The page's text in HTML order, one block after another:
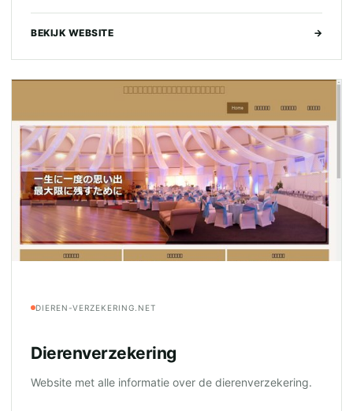
BEKIJK WEBSITE →
DIEREN-VERZEKERING.NET
Dierenverzekering
Website met alle informatie over de dierenverzekering.